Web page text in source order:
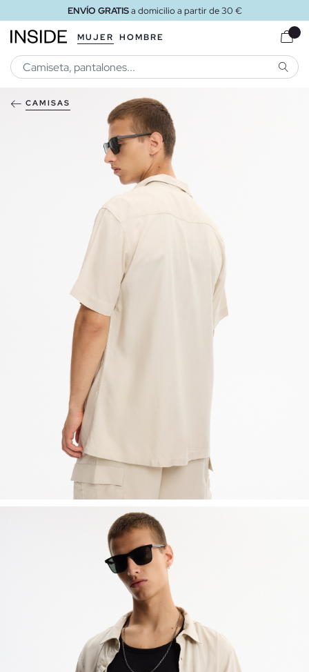
ENVÍO GRATISa domicilio a partir de 30 €
MUJER HOMBRE
CAMISAS